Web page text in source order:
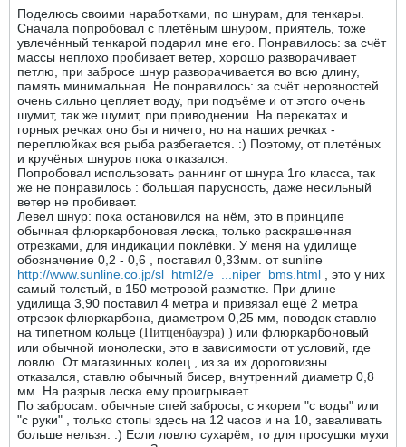
Поделюсь своими наработками, по шнурам, для тенкары.
Сначала попробовал с плетёным шнуром, приятель, тоже
увлечённый тенкарой подарил мне его. Понравилось: за счёт
массы неплохо пробивает ветер, хорошо разворачивает
петлю, при забросе шнур разворачивается во всю длину,
память минимальная. Не понравилось: за счёт неровностей
очень сильно цепляет воду, при подъёме и от этого очень
шумит, так же шумит, при приводнении. На перекатах и
горных речках оно бы и ничего, но на наших речках -
переплюйках вся рыба разбегается. :) Поэтому, от плетёных
и кручёных шнуров пока отказался.
Попробовал использовать раннинг от шнура 1го класса, так
же не понравилось : большая парусность, даже несильный
ветер не пробивает.
Левел шнур: пока остановился на нём, это в принципе
обычная флюркарбоновая леска, только раскрашенная
отрезками, для индикации поклёвки. У меня на удилище
обозначение 0,2 - 0,6 , поставил 0,33мм. от sunline
http://www.sunline.co.jp/sl_html2/e_...niper_bms.html , это у них
самый толстый, в 150 метровой размотке. При длине
удилища 3,90 поставил 4 метра и привязал ещё 2 метра
отрезок флюркарбона, диаметром 0,25 мм, поводок ставлю
на типетном кольце (Питценбауэра) ) или флюркарбоновый
или обычной монолески, это в зависимости от условий, где
ловлю. От магазинных колец , из за их дороговизны
отказался, ставлю обычный бисер, внутренний диаметр 0,8
мм. На разрыв леска ему проигрывает.
По забросам: обычные спей забросы, с якорем "с воды" или
"с руки" , только стопы здесь на 12 часов и на 10, заваливать
больше нельзя. :) Если ловлю сухарём, то для просушки мухи